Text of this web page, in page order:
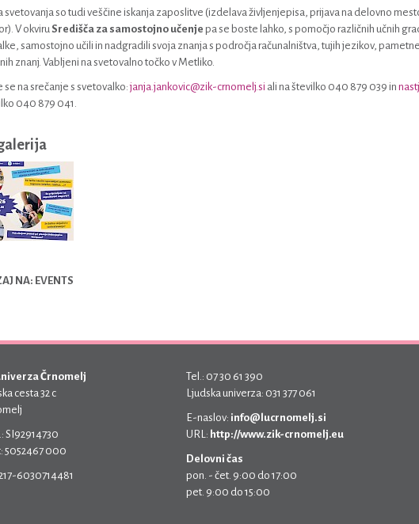
svetovanja so tudi veščine iskanja zaposlitve (izdelava življenjepisa, prijava na delovno
V okviru Središča za samostojno učenje pa se boste lahko, s pomočjo različnih učnih
samostojno učili in nadgradili svoja znanja s področja računalništva, tujih jezikov,
znanj. Vabljeni na svetovalno točko v Metliko.
se na srečanje s svetovalko:janja.jankovic@zik-crnomelj.si ali na številko 040 879 039 in
040 879 041.
NA: EVENTS
Črnomelj
cesta 32 c
SI92914730
5052467 000
6030714481
Tel.: 07 30 61 390
Ljudska univerza: 031 377 061
E-naslov: info@lucrnomelj.si
URL: http://www.zik-crnomelj.eu
Delovni čas
pon. - čet. 9:00 do 17:00
pet. 9:00 do 15:00